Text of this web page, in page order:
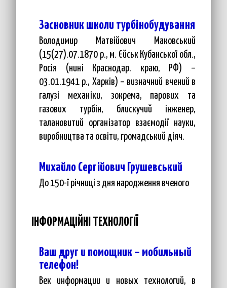
Засновник школи турбінобудування
Володимир Матвійович Маковський
(15(27).07.1870 р., м. Єйськ Кубанської обл.,
Росія (нині Краснодар. краю, РФ) –
03.01.1941 р., Харків) – визначний вчений в
галузі механіки, зокрема, парових та
газових турбін, блискучий інженер,
талановитий організатор взаємодії науки,
виробництва та освіти, громадський діяч.
Михайло Сергійович Грушевський
До 150-ї річниці з дня народження вченого
ІНФОРМАЦІЙНІ ТЕХНОЛОГІЇ
Ваш друг и помощник – мобильный
телефон!
Век информации и новых технологий, в